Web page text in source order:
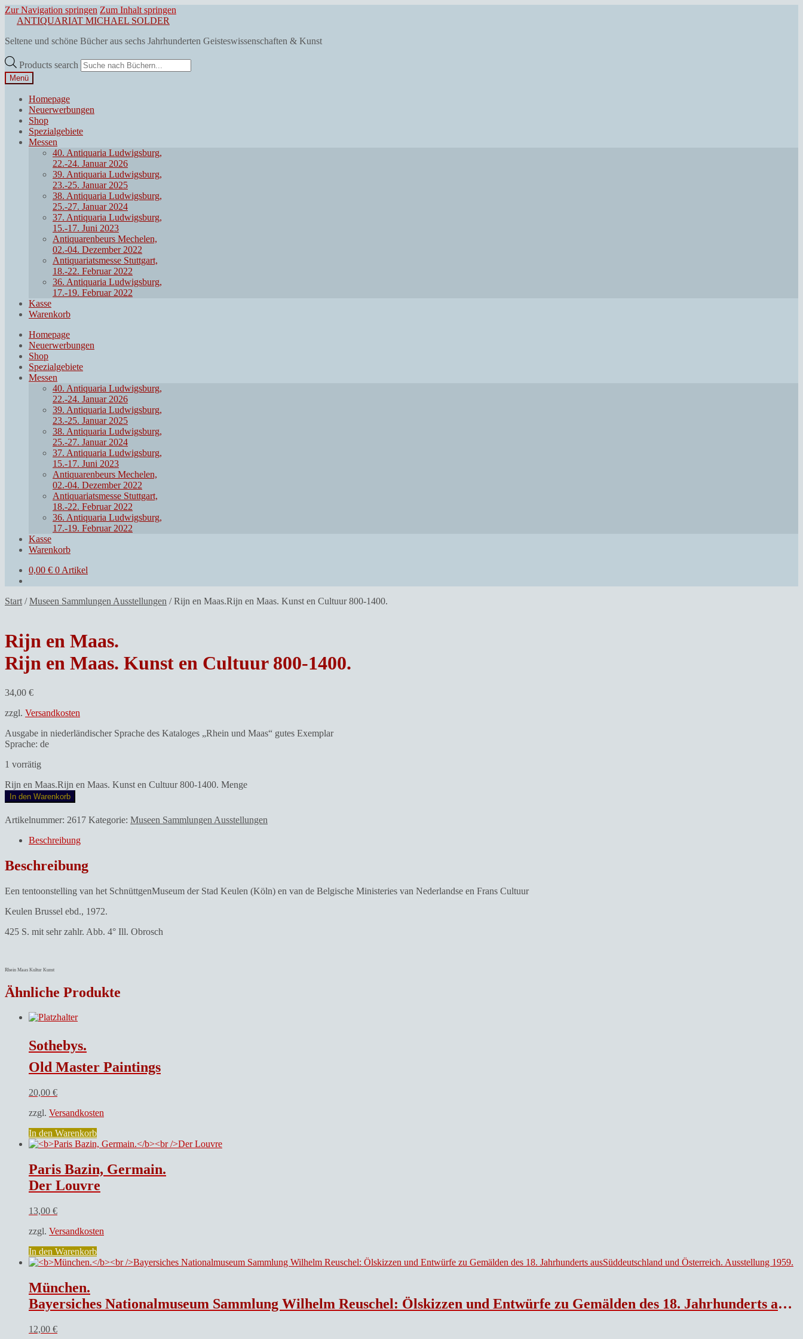
Zur Navigation springen Zum Inhalt springen
ANTIQUARIAT MICHAEL SOLDER
Seltene und schöne Bücher aus sechs Jahrhunderten Geisteswissenschaften & Kunst
Products search
Menü
Homepage
Neuerwerbungen
Shop
Spezialgebiete
Messen
40. Antiquaria Ludwigsburg,
22.-24. Januar 2026
39. Antiquaria Ludwigsburg,
23.-25. Januar 2025
38. Antiquaria Ludwigsburg,
25.-27. Januar 2024
37. Antiquaria Ludwigsburg,
15.-17. Juni 2023
Antiquarenbeurs Mechelen,
02.-04. Dezember 2022
Antiquariatsmesse Stuttgart,
18.-22. Februar 2022
36. Antiquaria Ludwigsburg,
17.-19. Februar 2022
Kasse
Warenkorb
Homepage
Neuerwerbungen
Shop
Spezialgebiete
Messen
40. Antiquaria Ludwigsburg,
22.-24. Januar 2026
39. Antiquaria Ludwigsburg,
23.-25. Januar 2025
38. Antiquaria Ludwigsburg,
25.-27. Januar 2024
37. Antiquaria Ludwigsburg,
15.-17. Juni 2023
Antiquarenbeurs Mechelen,
02.-04. Dezember 2022
Antiquariatsmesse Stuttgart,
18.-22. Februar 2022
36. Antiquaria Ludwigsburg,
17.-19. Februar 2022
Kasse
Warenkorb
0,00 € 0 Artikel
Start /Museen Sammlungen Ausstellungen /Rijn en Maas.Rijn en Maas. Kunst en Cultuur 800-1400.
Rijn en Maas.
Rijn en Maas. Kunst en Cultuur 800-1400.
34,00 €
zzgl. Versandkosten
Ausgabe in niederländischer Sprache des Kataloges „Rhein und Maas“ gutes Exemplar
Sprache: de
1 vorrätig
Rijn en Maas.Rijn en Maas. Kunst en Cultuur 800-1400. Menge
In den Warenkorb
Artikelnummer: 2617 Kategorie: Museen Sammlungen Ausstellungen
Beschreibung
Beschreibung
Een tentoonstelling van het SchnüttgenMuseum der Stad Keulen (Köln) en van de Belgische Ministeries van Nederlandse en Frans Cultuur
Keulen Brussel ebd., 1972.
425 S. mit sehr zahlr. Abb. 4° Ill. Obrosch
Rhein Maas Kultur Kunst
Ähnliche Produkte
Sothebys.
Old Master Paintings
20,00 €
zzgl. Versandkosten
In den Warenkorb
Paris Bazin, Germain.
Der Louvre
13,00 €
zzgl. Versandkosten
In den Warenkorb
München.
Bayersiches Nationalmuseum Sammlung Wilhelm Reuschel: Ölskizzen und Entwürfe zu Gemälden des 18. Jahrhunderts ausSüddeutschland und Österreich. Ausstellung 1959.
12,00 €